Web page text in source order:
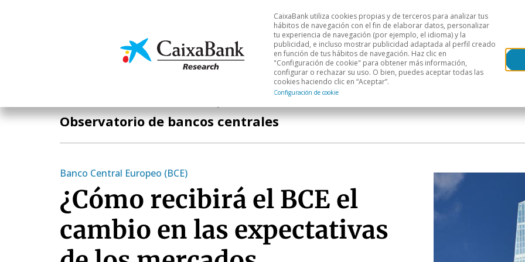
Economía y mercados Análisis sectorial Áreas geográficas
CaixaBank utiliza cookies propias y de terceros para analizar tus
hábitos de navegación con el fin de elaborar datos, personalizar
tu experiencia de navegación (por ejemplo, el idioma) y la
publicidad, e incluso mostrar publicidad adaptada al perfil creado
en función de tus hábitos de navegación. Haz clic en
"Configuración de cookie" para obtener más información,
configurar o rechazar su uso. O bien, puedes aceptar todas las
cookies haciendo clic en “Aceptar”.
Configuración de cookie
Observatorio de bancos centrales
Banco Central Europeo (BCE)
¿Cómo recibirá el BCE el
cambio en las expectativas